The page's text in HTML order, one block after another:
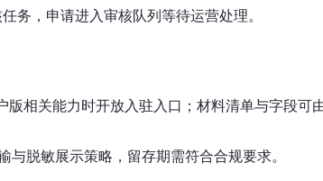
务，申请进入审核队列等待运营处理。
版相关能力时开放入驻入口；材料清单与字段可
与脱敏展示策略，留存期需符合合规要求。